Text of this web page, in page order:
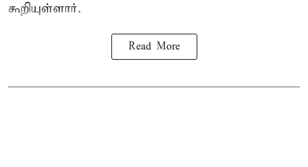
கூறியுள்ளார்.
Read More